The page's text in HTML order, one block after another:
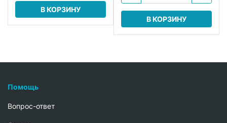
В КОРЗИНУ
В КОРЗИНУ
Помощь
Вопрос-ответ